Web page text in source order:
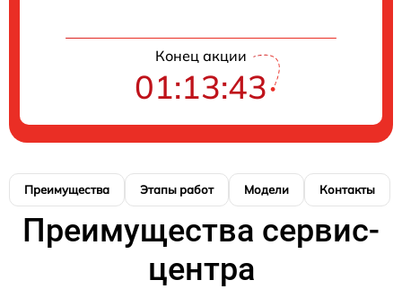
Конец акции
01:13:43
Преимущества Этапы работ Модели Контакты
Преимущества сервис-
центра